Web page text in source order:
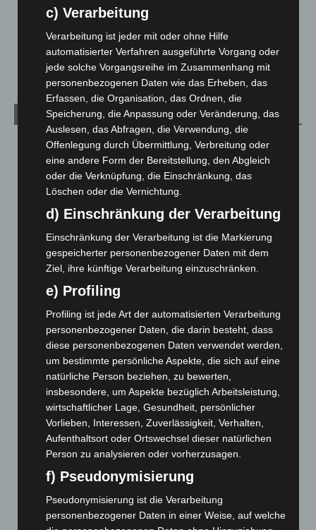
Über uns
Veranstaltungen
1.270
Archiv
August 2026(12)
Juli 2026(73)
Juni 2026(139)
Mai 2026(99)
März 2026(115)
Februar 2026 (109)
Januar 2026(122)
Dezember 2025 (103)
November 2025(114)
Oktober 2025(112)
September 2025(93)
August 2025(90)
Juli 2025(90)
Juni 2025(103)
April 2025(88)
März 2025(111)
Februar 2025(96)
c) Verarbeitung
Verarbeitung ist jeder mit oder ohne Hilfe
automatisierter Verfahren ausgeführte Vorgang oder
jede solche Vorgangsreihe im Zusammenhang mit
personenbezogenen Daten wie das Erheben, das
Erfassen, die Organisation, das Ordnen, die
Speicherung, die Anpassung oder Veränderung, das
Auslesen, das Abfragen, die Verwendung, die
Offenlegung durch Übermittlung, Verbreitung oder
eine andere Form der Bereitstellung, den Abgleich
oder die Verknüpfung, die Einschränkung, das
Löschen oder die Vernichtung.
d) Einschränkung der Verarbeitung
Einschränkung der Verarbeitung ist die Markierung
gespeicherter personenbezogener Daten mit dem
Ziel, ihre künftige Verarbeitung einzuschränken.
e) Profiling
Profiling ist jede Art der automatisierten Verarbeitung
personenbezogener Daten, die darin besteht, dass
diese personenbezogenen Daten verwendet werden,
um bestimmte persönliche Aspekte, die sich auf eine
natürliche Person beziehen, zu bewerten,
insbesondere, um Aspekte bezüglich Arbeitsleistung,
wirtschaftlicher Lage, Gesundheit, persönlicher
Vorlieben, Interessen, Zuverlässigkeit, Verhalten,
Aufenthaltsort oder Ortswechsel dieser natürlichen
Person zu analysieren oder vorherzusagen.
f) Pseudonymisierung
Pseudonymisierung ist die Verarbeitung
personenbezogener Daten in einer Weise, auf welche